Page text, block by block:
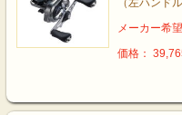
（左ハンド
メーカー希
価格：